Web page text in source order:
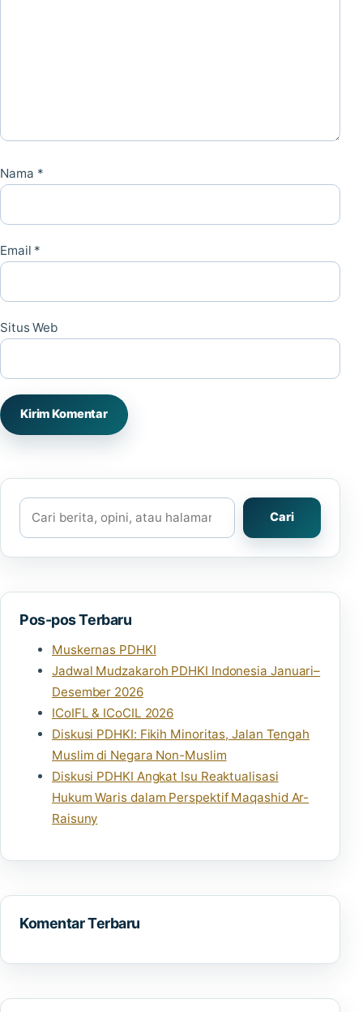
Nama *
Email *
Situs Web
Cari
Cari
Pos-pos Terbaru
Muskernas PDHKI
Jadwal Mudzakaroh PDHKI Indonesia Januari–
Desember 2026
ICoIFL & ICoCIL 2026
Diskusi PDHKI: Fikih Minoritas, Jalan Tengah
Muslim di Negara Non-Muslim
Diskusi PDHKI Angkat Isu Reaktualisasi
Hukum Waris dalam Perspektif Maqashid Ar-
Raisuny
Komentar Terbaru